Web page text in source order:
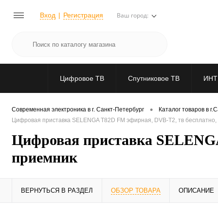
Вход Регистрация Ваш город:
Цифровое ТВ Спутниковое ТВ
Современная электроника в г. Санкт-Петербург •
Каталог товаров в
Цифровая приставка SELENGA T82D FM эфирная, DVB-T2, тв
Цифровая приставка
приемник
ВЕРНУТЬСЯ В РАЗДЕЛ ОБЗОР ТОВАРА ОПИСАНИЕ